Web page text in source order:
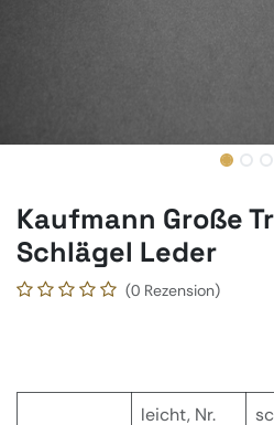
Kaufmann Große
Schlägel Leder
(0 Rezension)
leicht, Nr.